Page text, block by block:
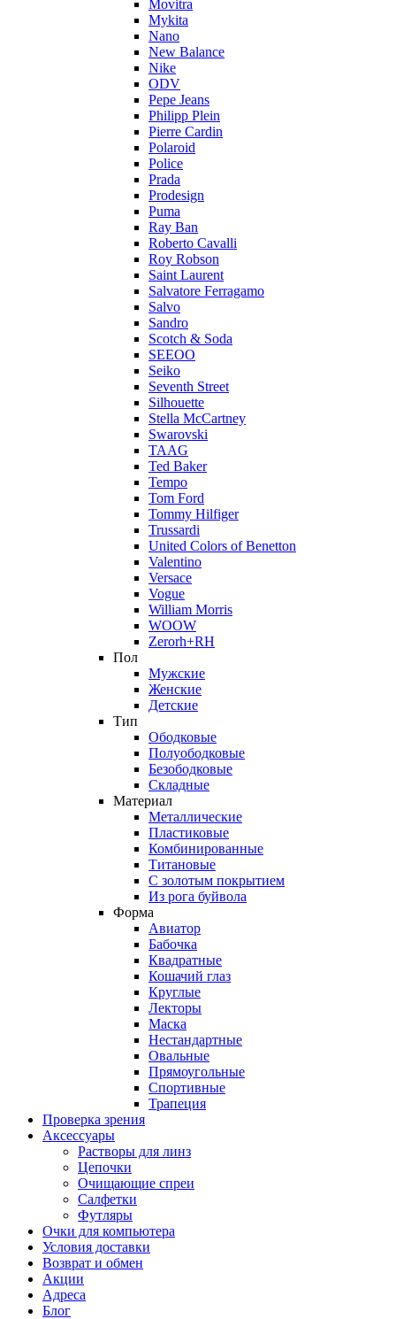
Movitra
Mykita
Nano
New Balance
Nike
ODV
Pepe Jeans
Philipp Plein
Pierre Cardin
Polaroid
Police
Prada
Prodesign
Puma
Ray Ban
Roberto Cavalli
Roy Robson
Saint Laurent
Salvatore Ferragamo
Salvo
Sandro
Scotch & Soda
SEEOO
Seiko
Seventh Street
Silhouette
Stella McCartney
Swarovski
TAAG
Ted Baker
Tempo
Tom Ford
Tommy Hilfiger
Trussardi
United Colors of Benetton
Valentino
Versace
Vogue
William Morris
WOOW
Zerorh+RH
Пол
Мужские
Женские
Детские
Тип
Ободковые
Полуободковые
Безободковые
Складные
Материал
Металлические
Пластиковые
Комбинированные
Титановые
С золотым покрытием
Из рога буйвола
Форма
Авиатор
Бабочка
Квадратные
Кошачий глаз
Круглые
Лекторы
Маска
Нестандартные
Овальные
Прямоугольные
Спортивные
Трапеция
Проверка зрения
Аксессуары
Растворы для линз
Цепочки
Очищающие спреи
Салфетки
Футляры
Очки для компьютера
Условия доставки
Возврат и обмен
Акции
Адреса
Блог